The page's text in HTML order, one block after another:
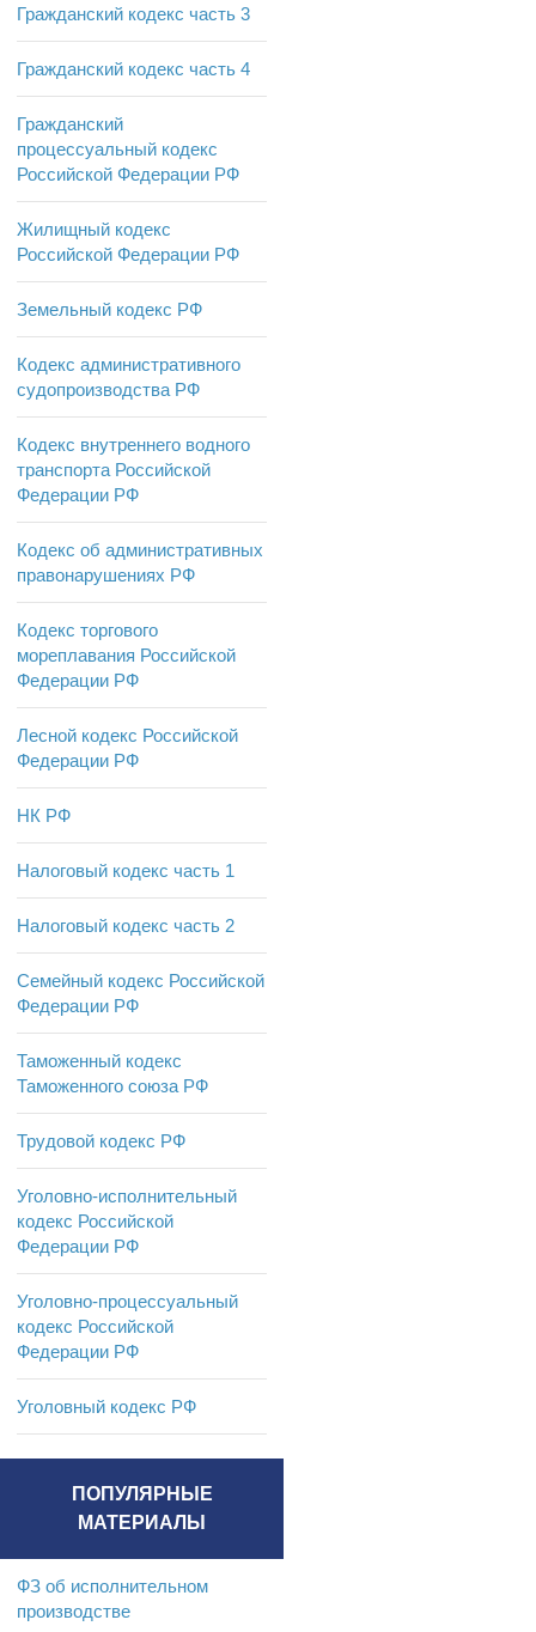
Гражданский кодекс часть 3
Гражданский кодекс часть 4
Гражданский
процессуальный кодекс
Российской Федерации РФ
Жилищный кодекс
Российской Федерации РФ
Земельный кодекс РФ
Кодекс административного
судопроизводства РФ
Кодекс внутреннего водного
транспорта Российской
Федерации РФ
Кодекс об административных
правонарушениях РФ
Кодекс торгового
мореплавания Российской
Федерации РФ
Лесной кодекс Российской
Федерации РФ
НК РФ
Налоговый кодекс часть 1
Налоговый кодекс часть 2
Семейный кодекс Российской
Федерации РФ
Таможенный кодекс
Таможенного союза РФ
Трудовой кодекс РФ
Уголовно-исполнительный
кодекс Российской
Федерации РФ
Уголовно-процессуальный
кодекс Российской
Федерации РФ
Уголовный кодекс РФ
ПОПУЛЯРНЫЕ
МАТЕРИАЛЫ
ФЗ об исполнительном
производстве